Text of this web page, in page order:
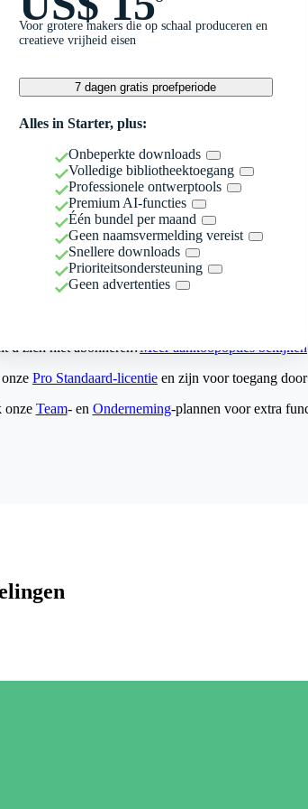
Voor grotere makers die op schaal produceren en
creatieve vrijheid eisen
7 dagen gratis proefperiode
Alles in Starter, plus:
Onbeperkte downloads
Volledige bibliotheektoegang
Professionele ontwerptools
Premium AI-functies
Één bundel per maand
Geen naamsvermelding vereist
Snellere downloads
Prioriteitsondersteuning
Geen advertenties
u zich niet abonneren?Meer aankoopopties bekijken
Pro Standaard-licentie en zijn voor toegang
onze Team- en Onderneming-plannen voor extra